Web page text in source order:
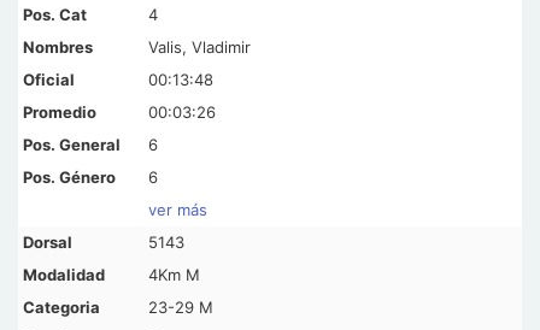
4
Valis, Vladimir
00:13:48
00:03:26
6
6
ver más
5143
4Km M
23-29 M